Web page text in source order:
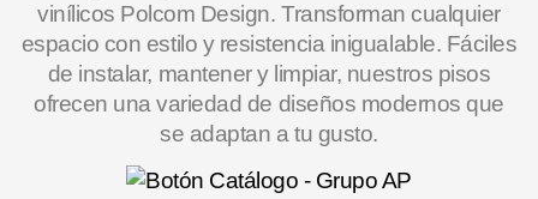
vinílicos Polcom Design. Transforman cualquier
espacio con estilo y resistencia inigualable. Fáciles
de instalar, mantener y limpiar, nuestros pisos
ofrecen una variedad de diseños modernos que
se adaptan a tu gusto.